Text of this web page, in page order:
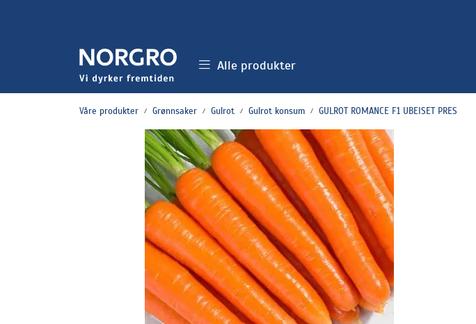
Alle produkter
Våre produkter Grønnsaker Gulrot Gulrot konsum GULROT ROMANCE F1 UBEISET PRES